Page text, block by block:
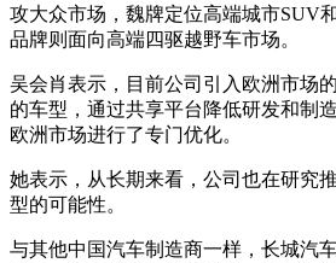
攻大众市场，魏牌定位高端城市SUV
品牌则面向高端四驱越野车市场。
吴会肖表示，目前公司引入欧洲市场
的车型，通过共享平台降低研发和制
欧洲市场进行了专门优化。
她表示，从长期来看，公司也在研究
型的可能性。
与其他中国汽车制造商一样，长城汽